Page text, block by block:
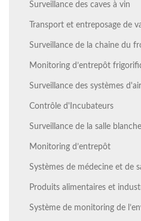
Surveillance des caves à vin
Transport et entreposage de
Surveillance de la chaine du
Monitoring d’entrepôt
Surveillance des systèmes
Contrôle d'Incubateurs
Surveillance de la salle blanche
Monitoring d’entrepôt
Systèmes de médecine et de
Produits alimentaires et
Système de monitoring de